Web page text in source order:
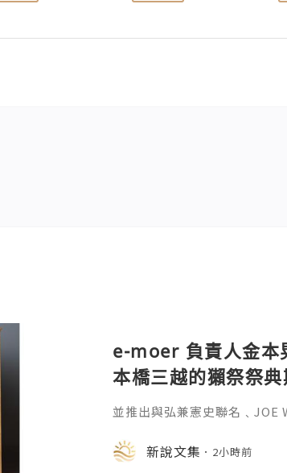
e-moer 負責人金本
本橋三越的獺祭祭
金属的東京銀器工
並推出與弘兼憲史聯名﹑JOE
化。e-moer 旗下飾品及銀器
日至 26 日（週三至週二）期
新說文集 2小時前